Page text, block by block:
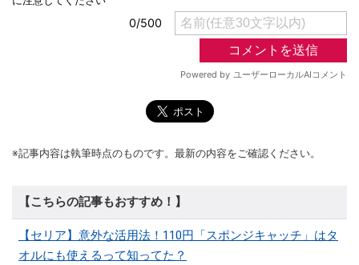
※記事内容は執筆時点のものです。最新の内容をご確認ください。
【こちらの記事もおすすめ！】
【セリア】意外な活用法！110円「スポンジキャッチ」はタ
オルにも使えるって知ってた？